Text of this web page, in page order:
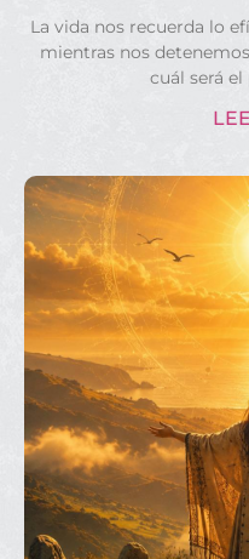
La vida nos recuerda lo
mientras nos
cuál será